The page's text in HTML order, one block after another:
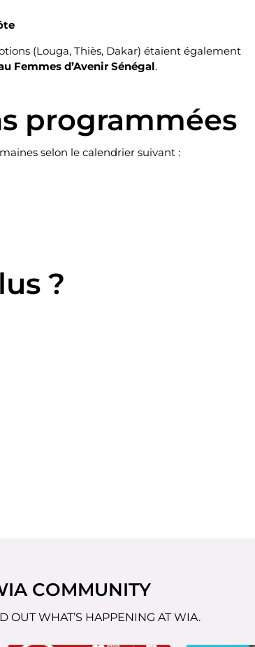
(Louga, Thiès, Dakar) étaient également
Femmes d’Avenir Sénégal.
programmées
selon le calendrier suivant :
?
COMMUNITY
OUT WHAT’S HAPPENING AT WIA.